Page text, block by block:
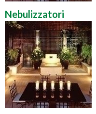
Nebulizzatori